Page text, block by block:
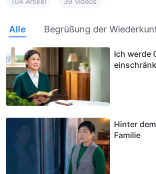
Alle Begrüßung der
Ich werde
Hinter
Familie